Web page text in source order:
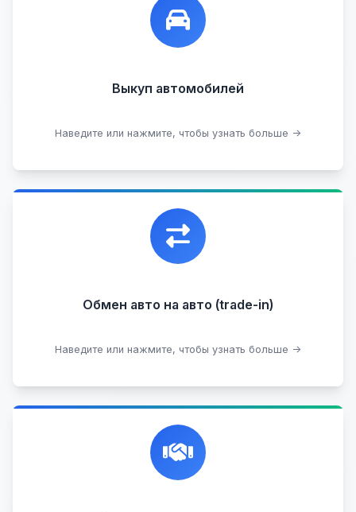
Выкуп автомобилей
Наведите или нажмите, чтобы узнать больше →
любых:
Проблемные
Кредитные
В залоге
Узнать стоимость
Обмен авто на авто (trade-in)
Наведите или нажмите, чтобы узнать больше →
Уникальная возможность обменять ваш
автомобиль с доплатой, подобрав вам
подходящий вариант.
Подобрать авто
Честная и профессиональная экспертиза, реклама,
переговоры с клиентами, подготовка документов,
сопровождение сделки.